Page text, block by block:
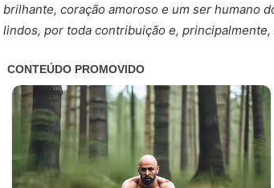
brilhante, coração amoroso e um ser humano
lindos, por toda contribuição e, principalmente,